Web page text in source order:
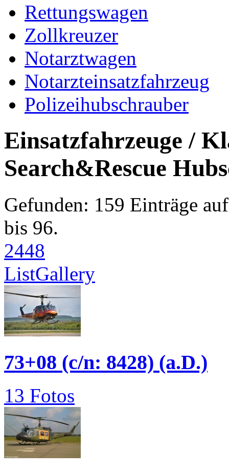
Rettungswagen
Zollkreuzer
Notarztwagen
Notarzteinsatzfahrzeug
Polizeihubschrauber
Einsatzfahrzeuge /
Search&Rescue
Gefunden: 159 Einträge
bis 96.
2448
ListGallery
73+08 (c/n: 8428) (a.D.)
13 Fotos